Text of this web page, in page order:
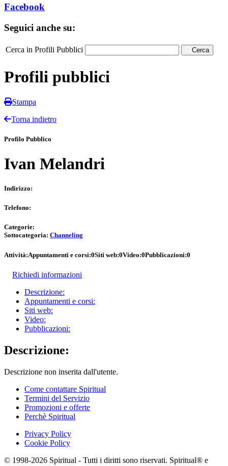
Facebook
Seguici anche su:
Cerca in Profili Pubblici Cerca
Profili pubblici
Stampa
Torna indietro
Profilo Pubblico
Ivan Melandri
Indirizzo:
Telefono:
Categorie:
Sottocategoria: Channeling
Attività:Appuntamenti e corsi:0Siti web:0Video:0Pubblicazioni:0
Richiedi informazioni
Descrizione:
Appuntamenti e corsi:
Siti web:
Video:
Pubblicazioni:
Descrizione:
Descrizione non inserita dall'utente.
Come contattare Spiritual
Termini del Servizio
Promozioni e offerte
Perchè Spiritual
Privacy Policy
Cookie Policy
© 1998-2026 Spiritual - Tutti i diritti sono riservati. Spiritual® e